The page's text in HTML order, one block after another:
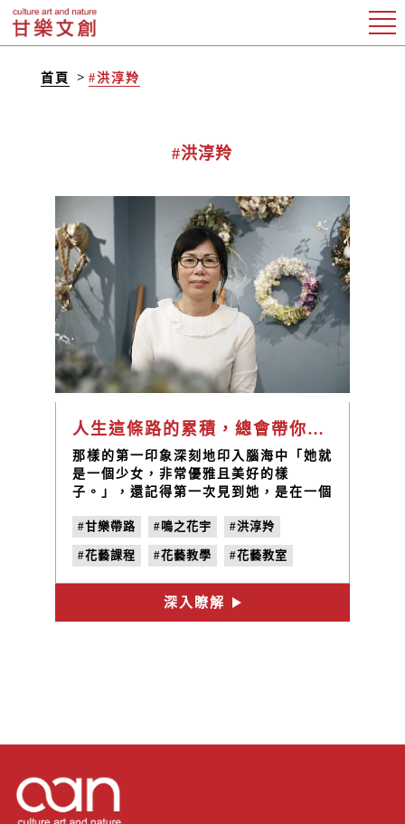
首頁 #洪淳羚
#洪淳羚
人生這條路的累積，總會帶你找回最初的自己 | 甘樂帶路EP11
那樣的第一印象深刻地印入腦海中「她就
是一個少女，非常優雅且美好的樣
子。」，還記得第一次見到她，是在一個
色的牆面和大大小小的紙箱，堆疊在不同
的角落，與她進行了第一次交談。
#甘樂帶路 #鳴之花宇 #洪淳羚
#花藝課程 #花藝教學 #花藝教室
#花藝DIY
深入瞭解